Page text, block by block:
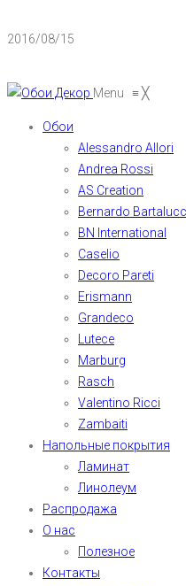
2016/08/15
Menu ≡╳
Обои
Alessandro Allori
Andrea Rossi
AS Creation
Bernardo
BN International
Caselio
Decoro Pareti
Erismann
Grandeco
Lutece
Marburg
Rasch
Valentino Ricci
Zambaiti
Напольные покрытия
Ламинат
Линолеум
Распродажа
О нас
Полезное
Контакты